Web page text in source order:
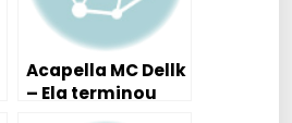
Acapella MC Dellk
– Ela terminou